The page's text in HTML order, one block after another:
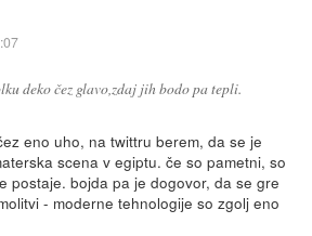
deko čez glavo,zdaj jih bodo pa tepli.
eno uho, na twittru berem, da se je
scena v egiptu. če so pametni, so
postaje. bojda pa je dogovor, da se gre
- moderne tehnologije so zgolj eno